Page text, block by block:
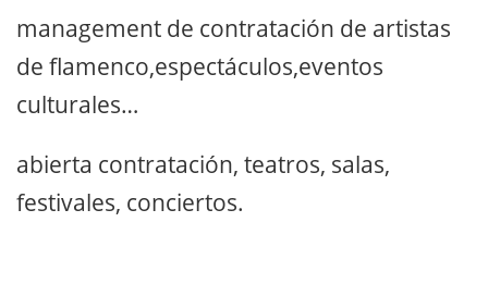
management de contratación de artistas
de flamenco,espectáculos,eventos
culturales…
abierta contratación, teatros, salas,
festivales, conciertos.